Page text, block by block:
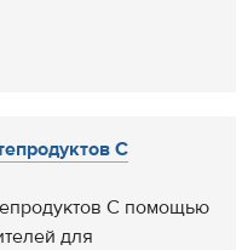
С
С помощью
для